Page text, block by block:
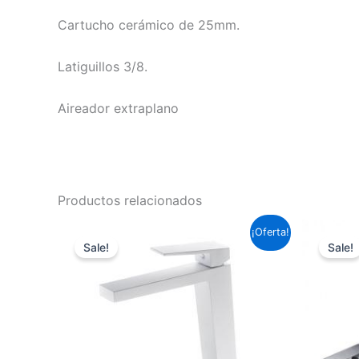
Cartucho cerámico de 25mm.
Latiguillos 3/8.
Aireador extraplano
Productos relacionados
¡Oferta!
Sale!
original
153,67 €.
actual
es:
113,75 €.
Sale!